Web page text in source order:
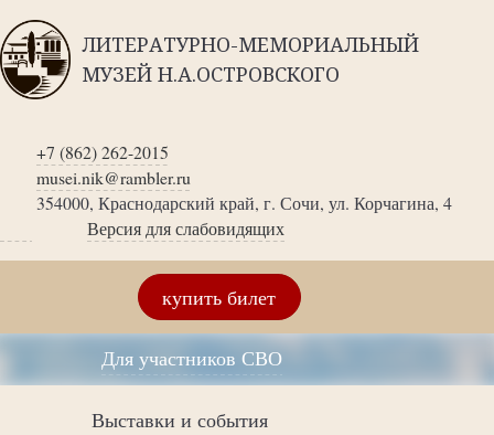
ЛИТЕРАТУРНО-МЕМОРИАЛЬНЫЙ
МУЗЕЙ Н.А.ОСТРОВСКОГО
+7 (862) 262-2015
musei.nik@rambler.ru
354000, Краснодарский край, г. Сочи, ул. Корчагина, 4
Версия для слабовидящих
купить билет
Для участников СВО
Выставки и события